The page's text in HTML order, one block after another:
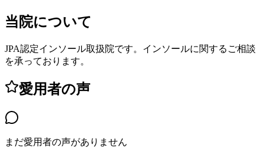
当院について
JPA認定インソール取扱院です。インソールに関するご相談
を承っております。
愛用者の声
まだ愛用者の声がありません